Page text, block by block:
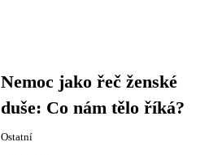
Nemoc jako řeč ženské
duše: Co nám tělo říká?
Ostatní